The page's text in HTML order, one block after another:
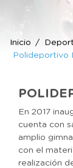
Inicio
Polideportivo
En 2017
cuenta con
amplio
con el
realización